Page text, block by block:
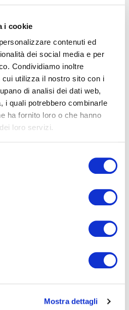
i cookie
contenuti ed
dei social media e per
Condividiamo inoltre
utilizza il nostro sito con i
di analisi dei dati web,
i quali potrebbero combinarle
ha fornito loro o che hanno
loro servizi.
Mostra dettagli
ABF Bergamo: scegli
subito l’onda giusta non è mai facile,
dei Mini stage
all’opera con noi di ABF e sforna una
i libri di testo necessari per il prossimo